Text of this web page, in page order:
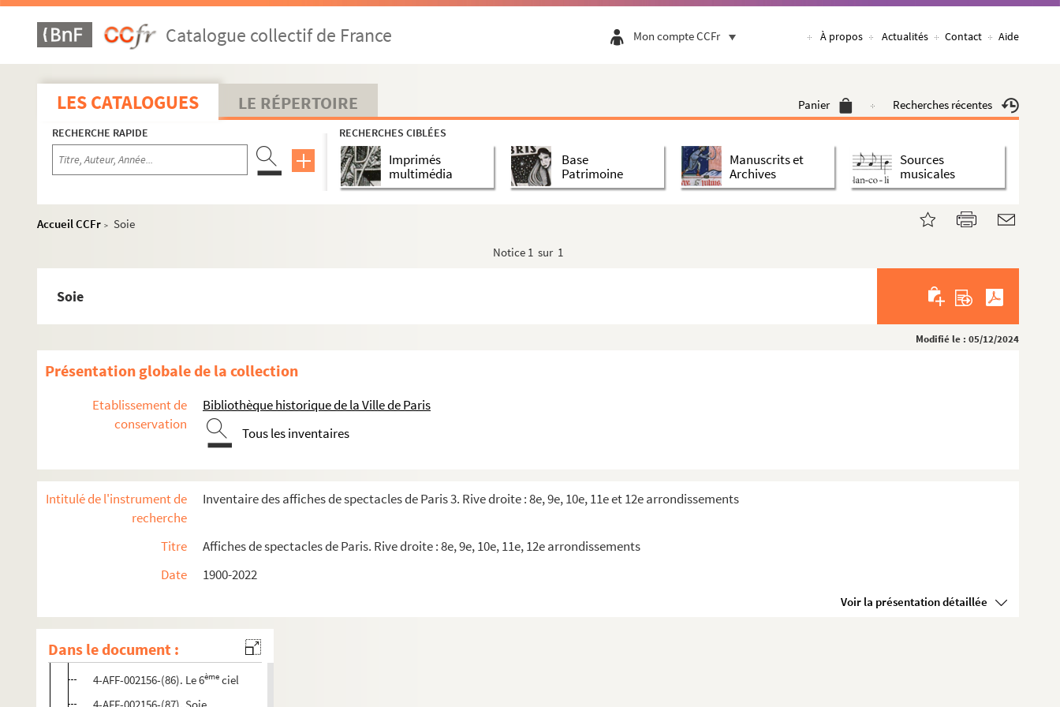
Catalogue collectif de France Mon compte CCFr À propos Actualités Contact Aide
LES CATALOGUES LE RÉPERTOIRE Panier Recherches récentes
RECHERCHE RAPIDE RECHERCHES CIBLÉES
Imprimés
multimédia
Base
Patrimoine
Manuscrits et
Archives
Sources
musicales
Accueil CCFr > Soie
Notice 1 sur 1
Soie
Modifié le : 05/12/2024
Présentation globale de la collection
Etablissement de
conservation
Bibliothèque historique de la Ville de Paris
Tous les inventaires
Intitulé de l'instrument de
recherche
Inventaire des affiches de spectacles de Paris 3. Rive droite : 8e, 9e, 10e, 11e et 12e arrondissements
Titre
Affiches de spectacles de Paris. Rive droite : 8e, 9e, 10e, 11e, 12e arrondissements
Date
1900-2022
Voir la présentation détaillée
Dans le document :
4-AFF-002156-(63). Maman, j'ai peur
4-AFF-002156-(64). Mariana Pineda
4-AFF-002156-(65). La métamorphose
4-AFF-002156-(66). Le micropéra
4-AFF-002156-(67). Les mirabelles. Blanchisserie blanche
4-AFF-002156-(68). Moïse, Dalida et moi
4-AFF-002156-(69). Monsieur Ibrahim et les fleurs du Coran
4-AFF-002156-(76). Oncle Vania
4-AFF-002156-(106). Le pain sec
4-AFF-002156-(77). Parfum de Jeannette
4-AFF-002156-(26). Pièces à lire sous la douche
4-AFF-002156-(79). Le plaisir de rompre ; le pain de ménage
4-AFF-002156-(81). Le porteur d'histoire
4-AFF-002156-(82). Pourquoi j'ai jeté ma grand-mère dans le Vieux-Port
4-AFF-002156-(84). La promenade du dimanche
4-AFF-002156-(85). Le quadrillé
4-AFF-002156-(86). Le 6ème ciel